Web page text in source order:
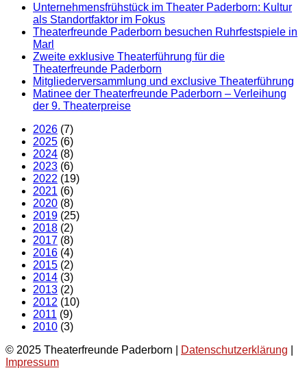
Unternehmensfrühstück im Theater Paderborn: Kultur
als Standortfaktor im Fokus
Theaterfreunde Paderborn besuchen Ruhrfestspiele in
Marl
Zweite exklusive Theaterführung für die
Theaterfreunde Paderborn
Mitgliederversammlung und exclusive Theaterführung
Matinee der Theaterfreunde Paderborn – Verleihung
der 9. Theaterpreise
2026 (7)
2025 (6)
2024 (8)
2023 (6)
2022 (19)
2021 (6)
2020 (8)
2019 (25)
2018 (2)
2017 (8)
2016 (4)
2015 (2)
2014 (3)
2013 (2)
2012 (10)
2011 (9)
2010 (3)
© 2025 Theaterfreunde Paderborn |
Datenschutzerklärung
Impressum